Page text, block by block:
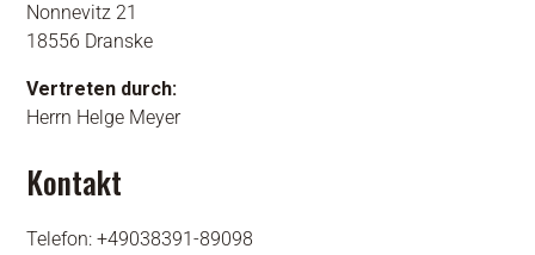
Nonnevitz 21
18556 Dranske
Vertreten durch:
Herrn Helge Meyer
Kontakt
Telefon: +49038391-89098